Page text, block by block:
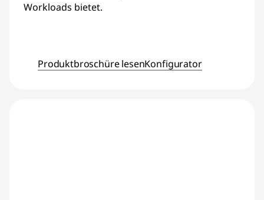
Workloads bietet.
Produktbroschüre lesenKonfigurator